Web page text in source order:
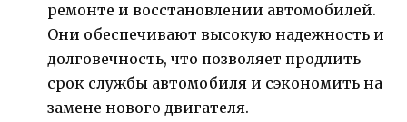
ремонте и восстановлении автомобилей.
Они обеспечивают высокую надежность и
долговечность, что позволяет продлить
срок службы автомобиля и сэкономить на
замене нового двигателя.